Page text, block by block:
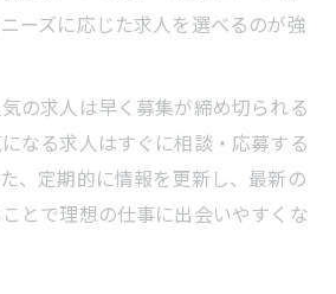
ーズに応じた求人を選べるのが強
の求人は早く募集が締め切られる
なる求人はすぐに相談・応募する
、定期的に情報を更新し、最新の
とで理想の仕事に出会いやすくな